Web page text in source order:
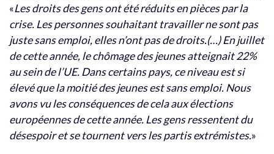
«Les droits des gens ont été réduits en pièces par la
crise. Les personnes souhaitant travailler ne sont pas
juste sans emploi, elles n’ont pas de droits.(…) En juillet
de cette année, le chômage des jeunes atteignait 22%
au sein de l’UE. Dans certains pays, ce niveau est si
élevé que la moitié des jeunes est sans emploi. Nous
avons vu les conséquences de cela aux élections
européennes de cette année. Les gens ressentent du
désespoir et se tournent vers les partis extrémistes.»